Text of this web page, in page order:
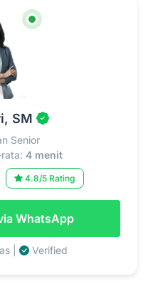
SM
Senior
4 menit
4.8/5 Rating
WhatsApp
| Verified